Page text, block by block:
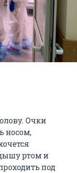
Очки
носом,
ртом и
под